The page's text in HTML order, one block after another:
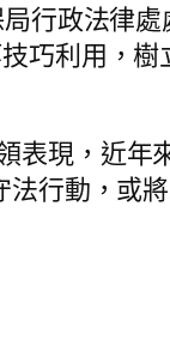
行政法律
巧利用，
表現，近年
行動，或